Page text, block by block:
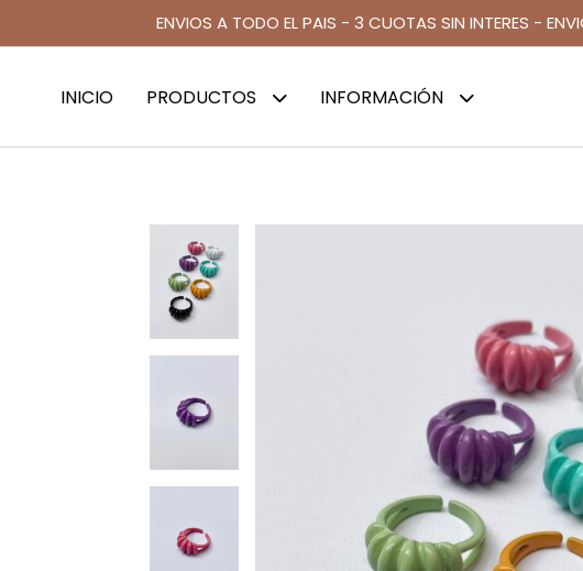
ENVIOS A TODO EL PAIS - 3 CUOTAS SIN INTERES -
INICIO PRODUCTOS INFORMACIÓN